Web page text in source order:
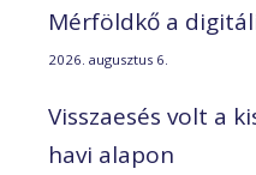
Mérföldkő a
2026. augusztus 6.
Visszaesés volt a
havi alapon